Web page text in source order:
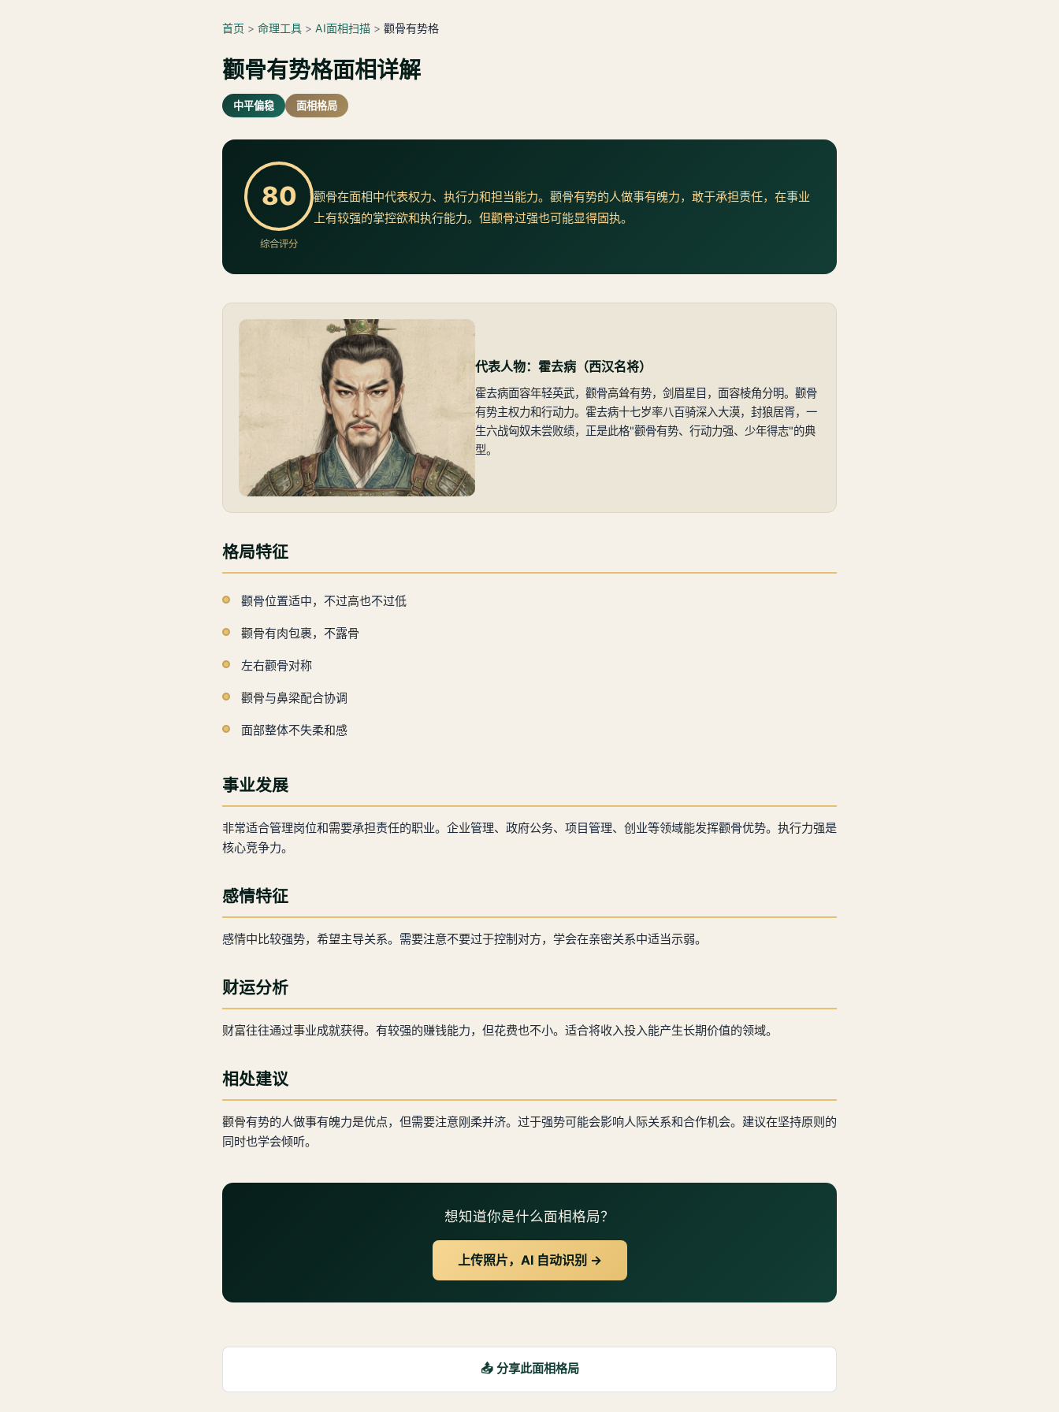
首页 > 命理工具 > AI面相扫描 > 颧骨有势格
颧骨有势格面相详解
中平偏稳 面相格局
80
综合评分
颧骨在面相中代表权力、执行力和担当能力。颧骨有势的人做事有魄力，敢于承担责任，在事业
上有较强的掌控欲和执行能力。但颧骨过强也可能显得固执。
代表人物：霍去病（西汉名将）
霍去病面容年轻英武，颧骨高耸有势，剑眉星目，面容棱角分明。颧骨
有势主权力和行动力。霍去病十七岁率八百骑深入大漠，封狼居胥，一
生六战匈奴未尝败绩，正是此格"颧骨有势、行动力强、少年得志"的典
型。
格局特征
颧骨位置适中，不过高也不过低
颧骨有肉包裹，不露骨
左右颧骨对称
颧骨与鼻梁配合协调
面部整体不失柔和感
事业发展
非常适合管理岗位和需要承担责任的职业。企业管理、政府公务、项目管理、创业等领域能发挥颧骨优势。执行力强是
核心竞争力。
感情特征
感情中比较强势，希望主导关系。需要注意不要过于控制对方，学会在亲密关系中适当示弱。
财运分析
财富往往通过事业成就获得。有较强的赚钱能力，但花费也不小。适合将收入投入能产生长期价值的领域。
相处建议
颧骨有势的人做事有魄力是优点，但需要注意刚柔并济。过于强势可能会影响人际关系和合作机会。建议在坚持原则的
同时也学会倾听。
想知道你是什么面相格局？
上传照片，AI 自动识别 →
📤 分享此面相格局